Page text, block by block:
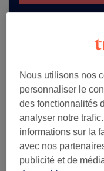
Voir plus
Nous utilisons nos
personnaliser le
des fonctionnalités
analyser notre
informations sur la
avec nos
publicité et de